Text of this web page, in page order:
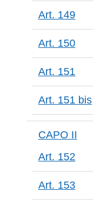
Art. 149
Art. 150
Art. 151
Art. 151 bis
CAPO II
Art. 152
Art. 153